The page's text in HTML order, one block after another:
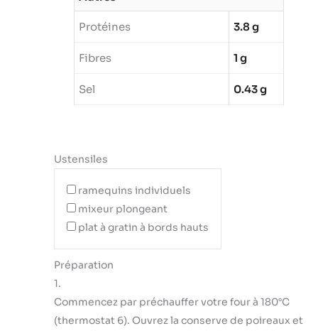
Protéines 3.8 g
Fibres 1 g
Sel 0.43 g
Ustensiles
ramequins individuels
mixeur plongeant
plat à gratin à bords hauts
Préparation
1.
Commencez par préchauffer votre four à 180°C
(thermostat 6). Ouvrez la conserve de poireaux et